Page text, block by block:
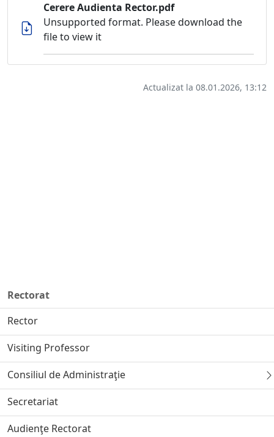
Rectorat
Rector
Visiting Professor
Consiliul de Administraţie
Secretariat
Audienţe Rectorat
Cerere Audienta Rector.pdf
Unsupported format. Please download the
file to view it
Actualizat la 08.01.2026, 13:12